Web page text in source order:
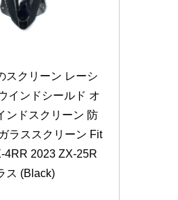
スクリーン レーシ
インドシールド オ
ンドスクリーン 防
ラススクリーン Fit
4RR 2023 ZX-25R
ス (Black)